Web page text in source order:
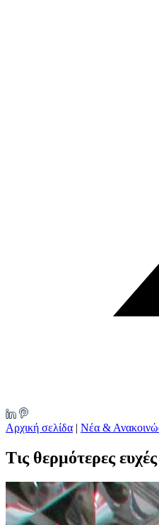
Αρχική σελίδα | Νέα &
Τις θερμότερες